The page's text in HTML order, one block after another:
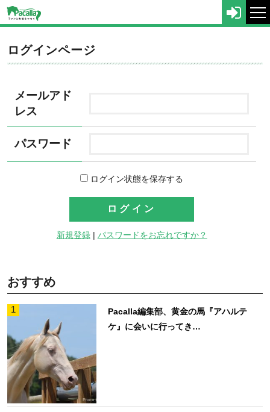
ログインページ
メールアド
レス
パスワード
ログイン状態を保存する
新規登録| パスワードをお忘れですか？
おすすめ
1
Pacalla編集部、黄金の馬『アハルテ
ケ』に会いに行ってき…